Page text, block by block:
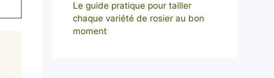
Le guide pratique pour tailler
chaque variété de rosier au bon
moment